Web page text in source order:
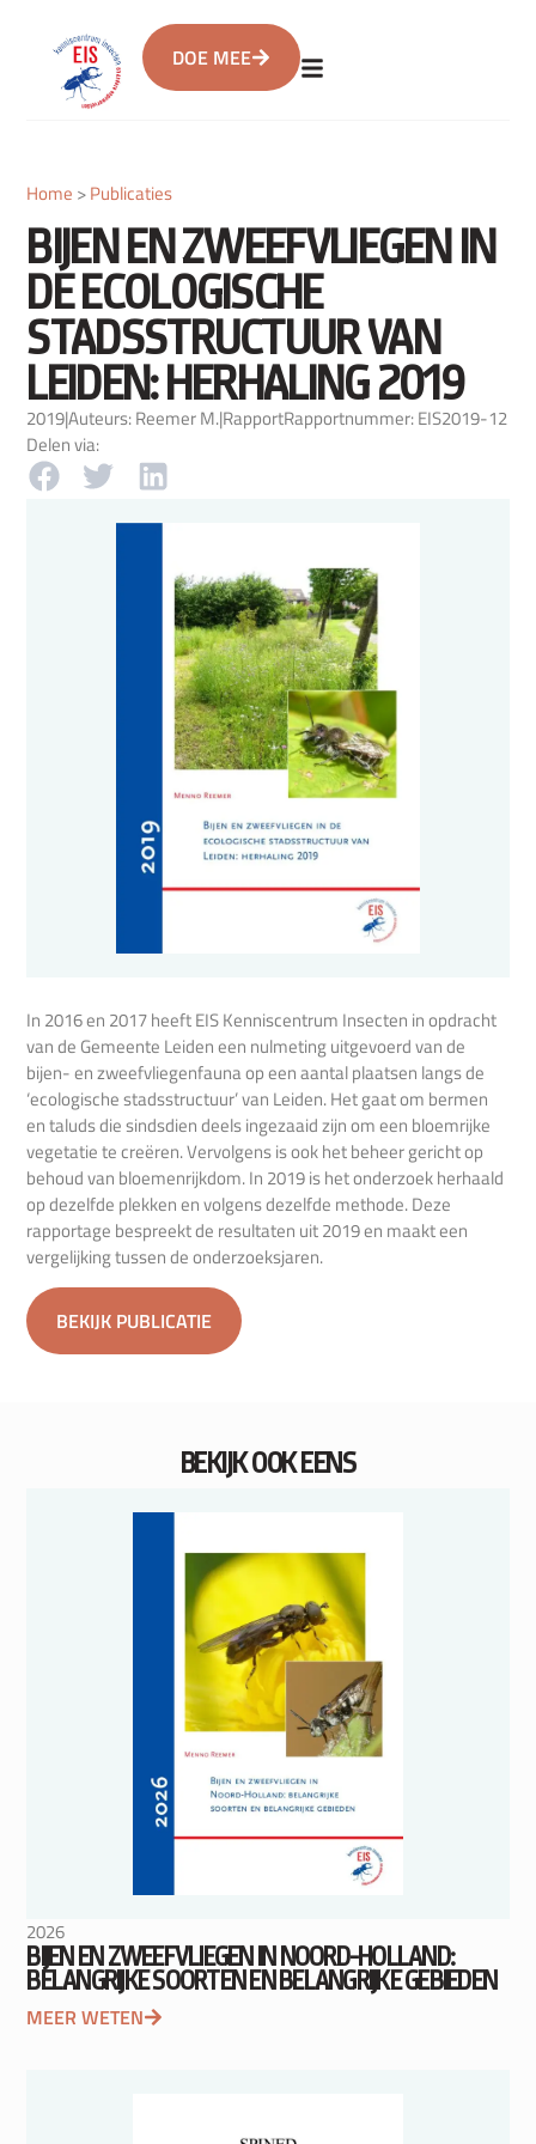
DOE MEE
Home >Publicaties
BIJEN EN ZWEEFVLIEGEN IN
DE ECOLOGISCHE
STADSSTRUCTUUR VAN
LEIDEN: HERHALING 2019
2019|Auteurs: Reemer M.|RapportRapportnummer: EIS2019-12
Delen via:
In 2016 en 2017 heeft EIS Kenniscentrum Insecten in opdracht
van de Gemeente Leiden een nulmeting uitgevoerd van de
bijen- en zweefvliegenfauna op een aantal plaatsen langs de
‘ecologische stadsstructuur’ van Leiden. Het gaat om bermen
en taluds die sindsdien deels ingezaaid zijn om een bloemrijke
vegetatie te creëren. Vervolgens is ook het beheer gericht op
behoud van bloemenrijkdom. In 2019 is het onderzoek herhaald
op dezelfde plekken en volgens dezelfde methode. Deze
rapportage bespreekt de resultaten uit 2019 en maakt een
vergelijking tussen de onderzoeksjaren.
BEKIJK PUBLICATIE
BEKIJK OOK EENS
2026
BIJEN EN ZWEEFVLIEGEN IN NOORD-HOLLAND:
BELANGRIJKE SOORTEN EN BELANGRIJKE GEBIEDEN
MEER WETEN